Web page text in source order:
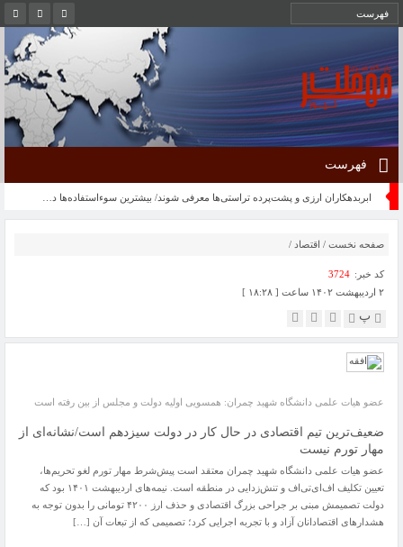
فهرست
صفحه نخست / اقتصاد /
کد خبر: 3724
۲ اردیبهشت ۱۴۰۲ ساعت [ ۱۸:۲۸ ]
پ
عضو هیات علمی دانشگاه شهید چمران: همسویی اولیه دولت و مجلس از بین رفته است
ضعیف‌ترین تیم اقتصادی در حال کار در دولت سیزدهم است/نشانه‌ای از
مهار تورم نیست
عضو هیات علمی دانشگاه شهید چمران معتقد است پیش‌شرط مهار تورم لغو تحریم‌ها،
تعیین تکلیف اف‌ای‌تی‌اف و تنش‌زدایی در منطقه است. نیمه‌های اردیبهشت ۱۴۰۱ بود که
دولت تصمیمش مبنی بر جراحی بزرگ اقتصادی و حذف ارز ۴۲۰۰ تومانی را بدون توجه به
هشدارهای اقتصادانان آزاد و با تجربه اجرایی کرد؛ تصمیمی که از تبعات آن […]